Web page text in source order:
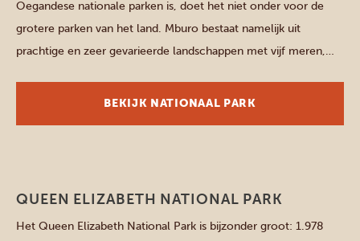
Oegandese nationale parken is, doet het niet onder voor de
grotere parken van het land. Mburo bestaat namelijk uit
prachtige en zeer gevarieerde landschappen met vijf meren,
exceptioneel veel dieren. Het park is bovendien een veilige
BEKIJK NATIONAAL PARK
Westelijke parken
QUEEN ELIZABETH NATIONAL PARK
Het Queen Elizabeth National Park is bijzonder groot: 1.978